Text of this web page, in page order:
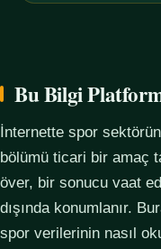
Bu Bilgi
İnternette spor
bölümü ticari bir amaç
över, bir sonucu vaat
dışında konumlanır.
spor verilerinin nasıl